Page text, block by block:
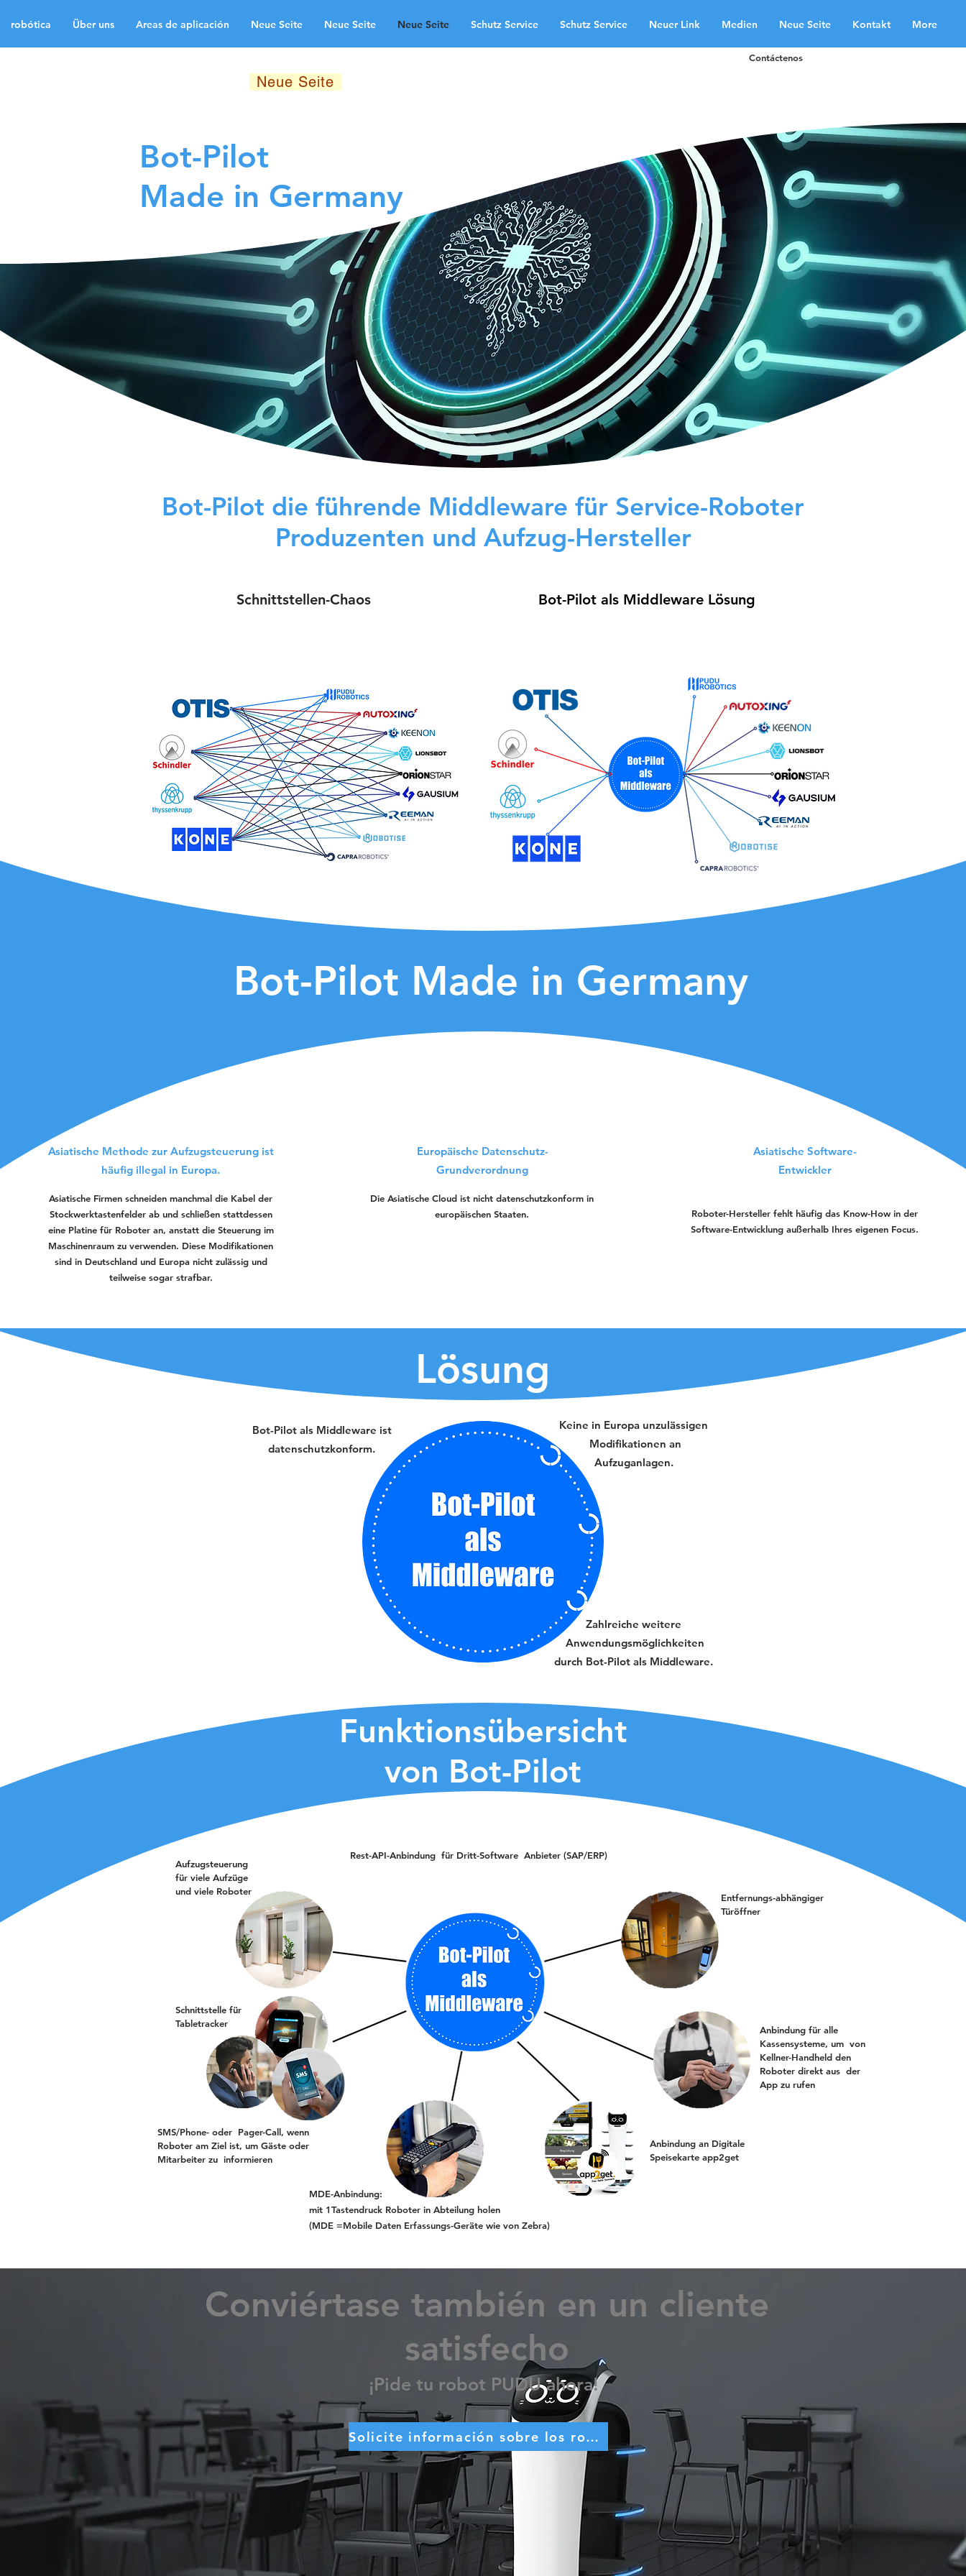
robótica Über uns Areas de aplicación Neue Seite Neue Seite Neue Seite Schutz Service Schutz Service Neuer Link Medien Neue Seite Kontakt More
Neue Seite
Contáctenos
Bot-Pilot
Made in Germany
Bot-Pilot die führende Middleware für Service-Roboter
Produzenten und Aufzug-Hersteller
Schnittstellen-Chaos Bot-Pilot als Middleware Lösung
Bot-Pilot Made in Germany
Asiatische Methode zur Aufzugsteuerung ist
häufig illegal in Europa.
Asiatische Firmen schneiden manchmal die Kabel der
Stockwerktastenfelder ab und schließen stattdessen
eine Platine für Roboter an, anstatt die Steuerung im
Maschinenraum zu verwenden. Diese Modifikationen
sind in Deutschland und Europa nicht zulässig und
teilweise sogar strafbar.
Europäische Datenschutz-
Grundverordnung
Die Asiatische Cloud ist nicht datenschutzkonform in
europäischen Staaten.
Asiatische Software-
Entwickler
Roboter-Hersteller fehlt häufig das Know-How in der
Software-Entwicklung außerhalb Ihres eigenen Focus.
Lösung
Bot-Pilot als Middleware ist
datenschutzkonform.
Keine in Europa unzulässigen
Modifikationen an
Aufzuganlagen.
Zahlreiche weitere
Anwendungsmöglichkeiten
durch Bot-Pilot als Middleware.
Funktionsübersicht
von Bot-Pilot
Aufzugsteuerung
für viele Aufzüge
und viele Roboter
Entfernungs-abhängiger
Türöffner
MDE-Anbindung:
mit 1Tastendruck Roboter in Abteilung holen
(MDE =Mobile Daten Erfassungs-Geräte wie von Zebra)
SMS/Phone- oder Pager-Call, wenn
Roboter am Ziel ist, um Gäste oder
Mitarbeiter zu informieren
Anbindung für alle
Kassensysteme, um von
Kellner-Handheld den
Roboter direkt aus der
App zu rufen
Anbindung an Digitale
Speisekarte app2get
Schnittstelle für
Tabletracker
Rest-API-Anbindung für Dritt-Software Anbieter (SAP/ERP)
Conviértase también en un cliente
satisfecho
¡Pide tu robot PUDU ahora!
Solicite información sobre los robots PUDU ahora